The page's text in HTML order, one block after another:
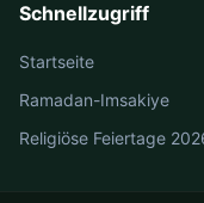
Schnellzugriff
Startseite
Ramadan-Imsakiye
Religiöse Feiertage